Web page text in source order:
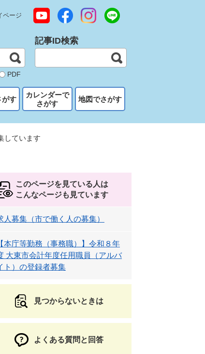
ページ
PDF
記事ID検索
がす
カレンダーで
さがす
地図でさがす
しています
このページを見ている人は
こんなページも見ています
人募集（市で働く人の募集）
【本庁等勤務（事務職）】令和８年
大東市会計年度任用職員（アルバ
ト）の登録者募集
見つからないときは
よくある質問と回答